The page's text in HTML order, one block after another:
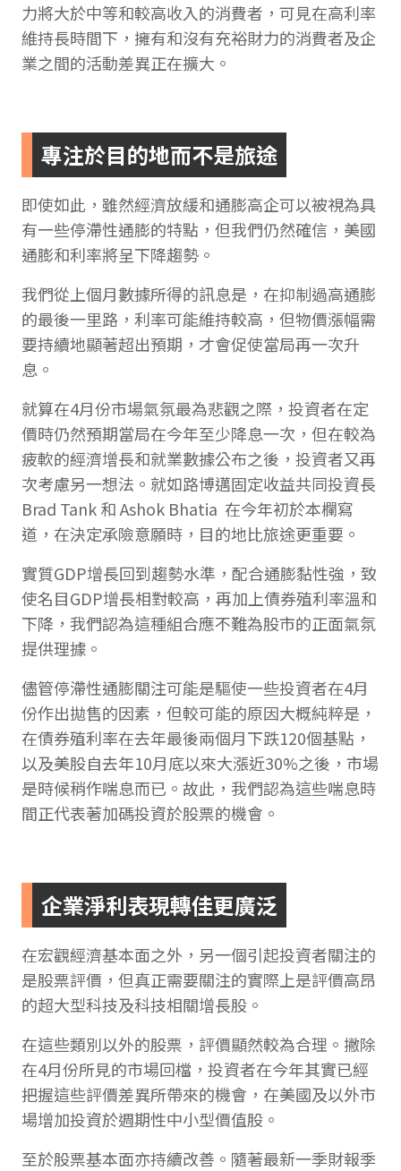
力將大於中等和較高收入的消費者，可見在高利率
維持長時間下，擁有和沒有充裕財力的消費者及企
業之間的活動差異正在擴大。
專注於目的地而不是旅途
即使如此，雖然經濟放緩和通膨高企可以被視為具
有一些停滯性通膨的特點，但我們仍然確信，美國
通膨和利率將呈下降趨勢。
我們從上個月數據所得的訊息是，在抑制過高通膨
的最後一里路，利率可能維持較高，但物價漲幅需
要持續地顯著超出預期，才會促使當局再一次升
息。
就算在4月份市場氣氛最為悲觀之際，投資者在定
價時仍然預期當局在今年至少降息一次，但在較為
疲軟的經濟增長和就業數據公布之後，投資者又再
次考慮另一想法。就如路博邁固定收益共同投資長
Brad Tank 和 Ashok Bhatia 在今年初於本欄寫
道，在決定承險意願時，目的地比旅途更重要。
實質GDP增長回到趨勢水準，配合通膨黏性強，致
使名目GDP增長相對較高，再加上債券殖利率溫和
下降，我們認為這種組合應不難為股市的正面氣氛
提供理據。
儘管停滯性通膨關注可能是驅使一些投資者在4月
份作出拋售的因素，但較可能的原因大概純粹是，
在債券殖利率在去年最後兩個月下跌120個基點，
以及美股自去年10月底以來大漲近30%之後，市場
是時候稍作喘息而已。故此，我們認為這些喘息時
間正代表著加碼投資於股票的機會。
企業淨利表現轉佳更廣泛
在宏觀經濟基本面之外，另一個引起投資者關注的
是股票評價，但真正需要關注的實際上是評價高昂
的超大型科技及科技相關增長股。
在這些類別以外的股票，評價顯然較為合理。撇除
在4月份所見的市場回檔，投資者在今年其實已經
把握這些評價差異所帶來的機會，在美國及以外市
場增加投資於週期性中小型價值股。
至於股票基本面亦持續改善。隨著最新一季財報季